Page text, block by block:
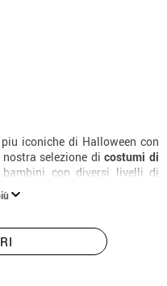
iconiche di Halloween con
selezione dicostumi di
con diversi livelli di
24 ore.